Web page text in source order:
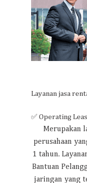
Layanan jasa
✅ Operating
Merupakan
perusahaan
1 tahun.
Bantuan
jaringan yang